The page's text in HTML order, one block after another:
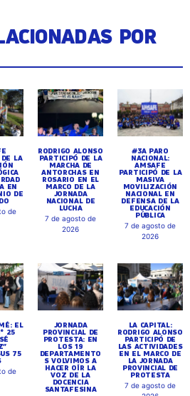
POR
LA
EN
DE
de
RODRIGO ALONSO
PARTICIPÓ DE LA
MARCHA DE
ANTORCHAS EN
ROSARIO EN EL
MARCO DE LA
JORNADA
NACIONAL DE
LUCHA
7 de agosto de
2026
#3A PARO
NACIONAL:
AMSAFE
PARTICIPÓ DE LA
MASIVA
MOVILIZACIÓN
NACIONAL EN
DEFENSA DE LA
EDUCACIÓN
PÚBLICA
7 de agosto de
2026
EL
25
75
de
JORNADA
PROVINCIAL DE
PROTESTA: EN
LOS 19
DEPARTAMENTO
S VOLVIMOS A
HACER OÍR LA
VOZ DE LA
DOCENCIA
SANTAFESINA
LA CAPITAL:
RODRIGO ALONSO
PARTICIPÓ DE
LAS ACTIVIDADES
EN EL MARCO DE
LA JORNADA
PROVINCIAL DE
PROTESTA
7 de agosto de